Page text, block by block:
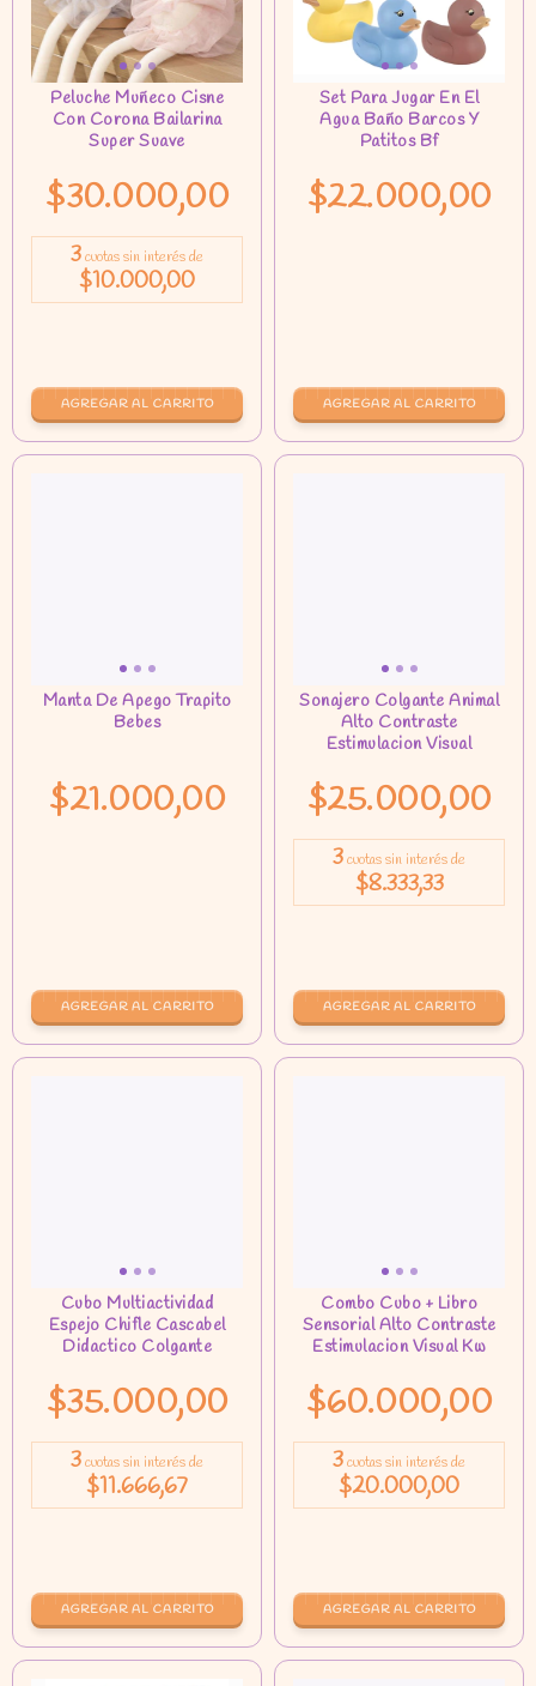
$30.000,00
3cuotas sin interés de
$10.000,00
AGREGAR AL CARRITO
$22.000,00
$21.000,00
AGREGAR AL CARRITO
$25.000,00
3cuotas sin interés de
$8.333,33
AGREGAR AL CARRITO
$35.000,00
3cuotas sin interés de
$11.666,67
$60.000,00
3cuotas sin interés de
$20.000,00